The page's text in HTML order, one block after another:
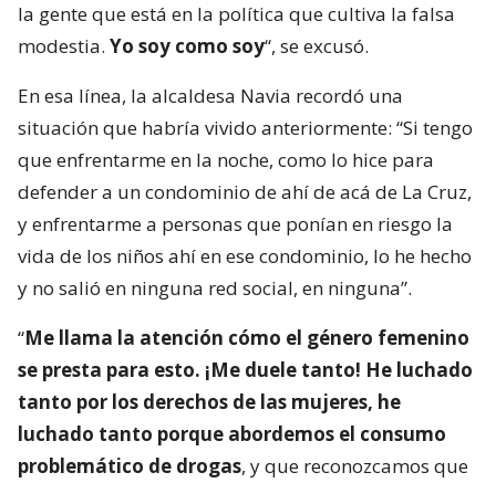
la gente que está en la política que cultiva la falsa
modestia. Yo soy como soy“, se excusó.
En esa línea, la alcaldesa Navia recordó una
situación que habría vivido anteriormente: “Si tengo
que enfrentarme en la noche, como lo hice para
defender a un condominio de ahí de acá de La Cruz,
y enfrentarme a personas que ponían en riesgo la
vida de los niños ahí en ese condominio, lo he hecho
y no salió en ninguna red social, en ninguna”.
“Me llama la atención cómo el género femenino
se presta para esto. ¡Me duele tanto! He luchado
tanto por los derechos de las mujeres, he
luchado tanto porque abordemos el consumo
problemático de drogas, y que reconozcamos que